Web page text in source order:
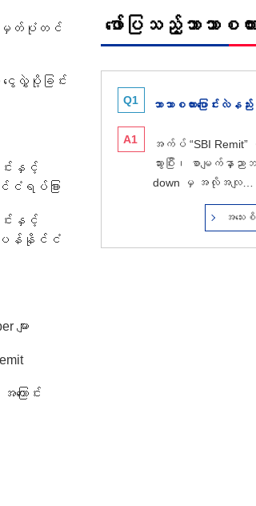
ဖော်ပြသည့်ဘာသာစ
Q1 ဘာသာစကားပြောင်းလဲနည်း
A1
အက်ပ် “SBI
သွားပြီး၊ စာမျက်နှာ
down မှ အလိုအလျ…
အသေး
စ်မှတ်ပုံတင်
ေလွှဲပို့ခြင်း
းနှင့်
ရပ်ခြား
းနှင့်
ပန်နိုင်ငံ
များ
ောင်း